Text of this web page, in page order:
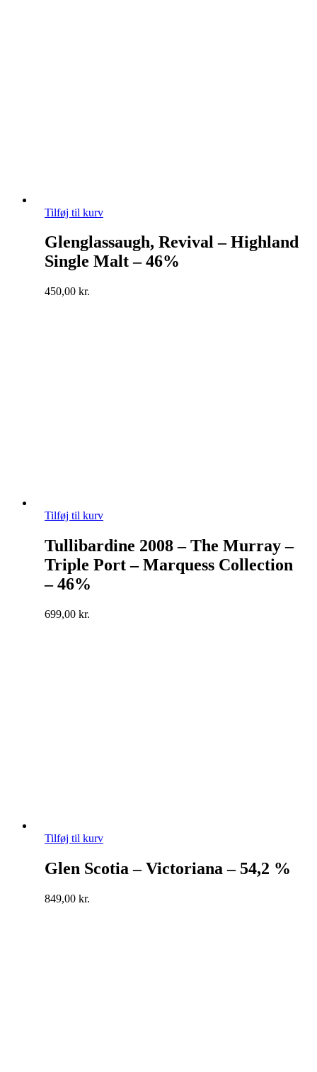
Tilføj til kurv
Glenglassaugh, Revival – Highland
Single Malt – 46%
450,00 kr.
Tilføj til kurv
Tullibardine 2008 – The Murray –
Triple Port – Marquess Collection
– 46%
699,00 kr.
Tilføj til kurv
Glen Scotia – Victoriana – 54,2 %
849,00 kr.